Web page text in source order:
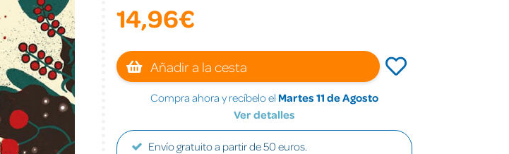
14,96€
Añadir a la cesta
Compra ahora y recíbelo el Martes 11 de Agosto
Ver detalles
Envío gratuito a partir de 50 euros.